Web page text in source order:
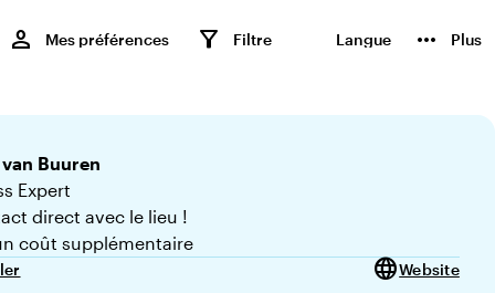
Mes préférences
person Filtre
filter_alt Langue Plus
more_horiz
van Buuren
Expert
direct avec le lieu !
coût supplémentaire
languageWebsite